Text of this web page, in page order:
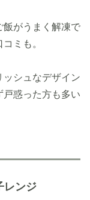
飯がうまく解凍で
ミも。
シュなデザイン
戸惑った方も多い
レンジ